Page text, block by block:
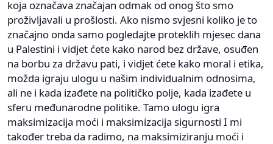
koja označava značajan odmak od onog što smo
proživljavali u prošlosti. Ako nismo svjesni koliko je to
značajno onda samo pogledajte proteklih mjesec dana
u Palestini i vidjet ćete kako narod bez države, osuđen
na borbu za državu pati, i vidjet ćete kako moral i etika,
možda igraju ulogu u našim individualnim odnosima,
ali ne i kada izađete na političko polje, kada izađete u
sferu međunarodne politike. Tamo ulogu igra
maksimizacija moći i maksimizacija sigurnosti I mi
također treba da radimo, na maksimiziranju moći i